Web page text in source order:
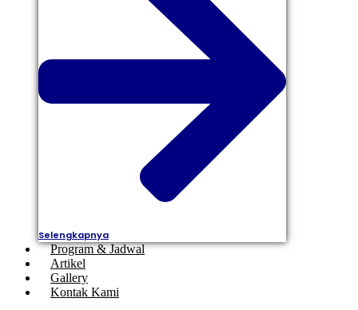
Selengkapnya
Program & Jadwal
Artikel
Gallery
Kontak Kami